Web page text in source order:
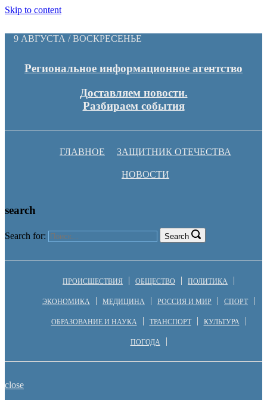
Skip to content
9 АВГУСТА / ВОСКРЕСЕНЬЕ
Региональное информационное агентство
Доставляем новости.
Разбираем события
ГЛАВНОЕ ЗАЩИТНИК ОТЕЧЕСТВА
НОВОСТИ
search
Search for: Search
ПРОИСШЕСТВИЯ ОБЩЕСТВО ПОЛИТИКА
ЭКОНОМИКА МЕДИЦИНА РОССИЯ И МИР СПОРТ
ОБРАЗОВАНИЕ И НАУКА ТРАНСПОРТ КУЛЬТУРА
ПОГОДА
close